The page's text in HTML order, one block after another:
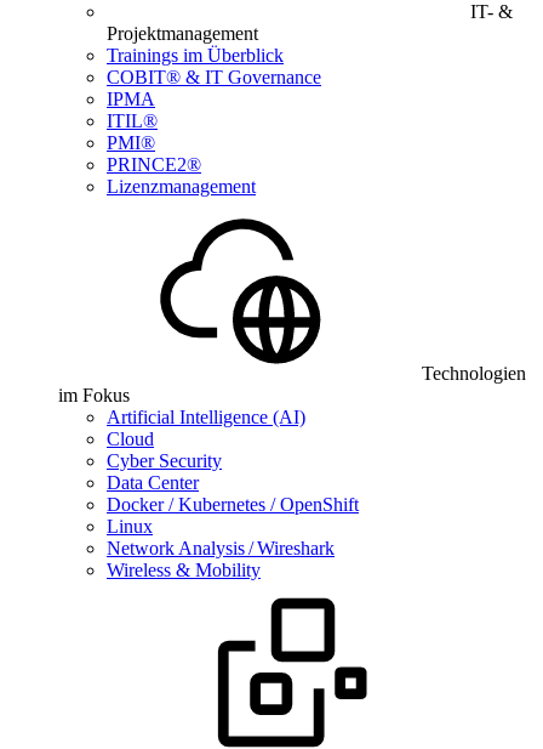
IT- &
Projektmanagement
Trainings im Überblick
COBIT® & IT Governance
IPMA
ITIL®
PMI®
PRINCE2®
Lizenzmanagement
Technologien
im Fokus
Artificial Intelligence (AI)
Cloud
Cyber Security
Data Center
Docker / Kubernetes / OpenShift
Linux
Network Analysis / Wireshark
Wireless & Mobility